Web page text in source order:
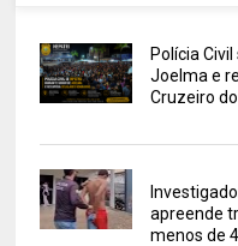
Polícia
Joelma e
Cruzeiro
apreende
menos de